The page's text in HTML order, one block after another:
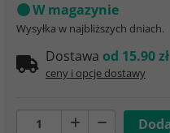
W magazynie
Wysyłka w najbliższych dniach.
Dostawa od 15.90 zł
ceny i opcje dostawy